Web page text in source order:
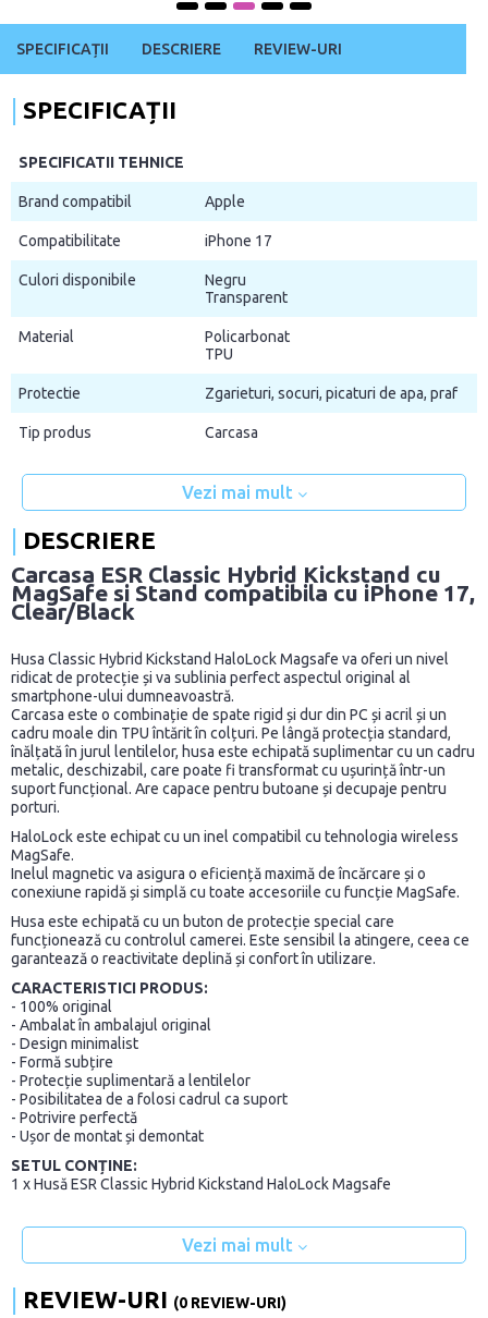
SPECIFICAȚII DESCRIERE REVIEW-URI
SPECIFICAȚII
SPECIFICATII TEHNICE
Brand compatibil Apple
Compatibilitate iPhone 17
Culori disponibile
Negru
Transparent
Material
Policarbonat
TPU
Protectie Zgarieturi, socuri, picaturi de apa, praf
Tip produs Carcasa
Vezi mai mult
DESCRIERE
Carcasa ESR Classic Hybrid Kickstand cu
MagSafe si Stand compatibila cu iPhone 17,
Clear/Black
Husa Classic Hybrid Kickstand HaloLock Magsafe va oferi un nivel
ridicat de protecție și va sublinia perfect aspectul original al
smartphone-ului dumneavoastră.
Carcasa este o combinație de spate rigid și dur din PC și acril și un
cadru moale din TPU întărit în colțuri. Pe lângă protecția standard,
înălțată în jurul lentilelor, husa este echipată suplimentar cu un cadru
metalic, deschizabil, care poate fi transformat cu ușurință într-un
suport funcțional. Are capace pentru butoane și decupaje pentru
porturi.
HaloLockeste echipat cu un inel compatibil cu tehnologia wireless
MagSafe.
Inelul magnetic va asigura o eficiență maximă de încărcare și o
conexiune rapidă și simplă cu toate accesoriile cu funcție MagSafe.
Husa este echipată cu un buton de protecție special care
funcționează cu controlul camerei. Este sensibil la atingere, ceea ce
garantează o reactivitate deplină și confort în utilizare.
CARACTERISTICI PRODUS:
- 100% original
- Ambalat în ambalajul original
- Design minimalist
- Formă subțire
- Protecție suplimentară a lentilelor
- Posibilitatea de a folosi cadrul ca suport
- Potrivire perfectă
- Ușor de montat și demontat
SETUL CONȚINE:
1 x Husă ESR Classic Hybrid Kickstand HaloLock Magsafe
Vezi mai mult
REVIEW-URI (0 REVIEW-URI)